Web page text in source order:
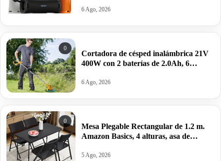
por 62,04€ antes 84,55€.
6 Ago, 2026
0
Cortadora de césped inalámbrica 21V
400W con 2 baterías de 2.0Ah, 6
125,99€.
6 Ago, 2026
0
Mesa Plegable Rectangular de 1.2 m.
Amazon Basics, 4 alturas, asa de
22,99€ antes 39,95€.
5 Ago, 2026